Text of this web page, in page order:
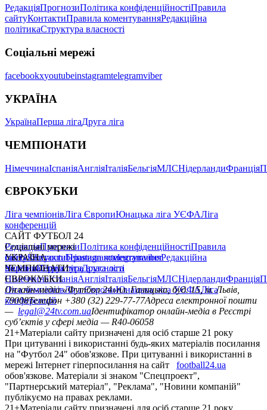
РедакціяПрогнозиПолітика конфіденційностіПравила
сайтуКонтактиПравила коментуванняРедакційна
політикаСтруктура власності
Соціальні мережі
facebookxyoutubeinstagramtelegramviber
УКРАЇНА
УкраїнаПерша лігаДруга ліга
ЧЕМПІОНАТИ
НімеччинаІспаніяАнгліяІталіяБельгіяМЛСНідерландиФранція
ЄВРОКУБКИ
Ліга чемпіонівЛіга ЄвропиЮнацька ліга УЄФАЛіга
конференцій
САЙТ ФУТБОЛ 24
РедакціяПрогнозиПолітика конфіденційностіПравила
сайтуКонтактиПравила коментуванняРедакційна
політикаСтруктура власності
Соціальні мережі
facebookxyoutubeinstagramtelegramviber
УКРАЇНА
УкраїнаПерша лігаДруга ліга
ЧЕМПІОНАТИ
НімеччинаІспаніяАнгліяІталіяБельгіяМЛСНідерландиФранція
ЄВРОКУБКИ
Ліга чемпіонівЛіга ЄвропиЮнацька ліга УЄФАЛіга
конференцій
Онлайн-медіа «Футбол 24»пл. Галицька, буд. 15, м. Львів,
79008Телефон +380 (32) 229-77-77Адреса електронної пошти
— legal@24tv.com.uaІдентифікатор онлайн-медіа в Реєстрі
суб’єктів у сфері медіа — R40-06058
21+Матеріали сайту призначені для осіб старше 21 року
При цитуванні і використанні будь-яких матеріалів посилання
на "Футбол 24" обов'язкове. При цитуванні і використанні в
мережі Інтернет гіперпосилання на сайт
football24.ua
обов'язкове. Матеріали зі знаком "Спецпроект",
"Партнерський матеріал", "Реклама", "Новини компаній"
публікуємо на правах реклами.